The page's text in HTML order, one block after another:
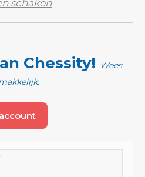
schaken
Chessity!
Wees